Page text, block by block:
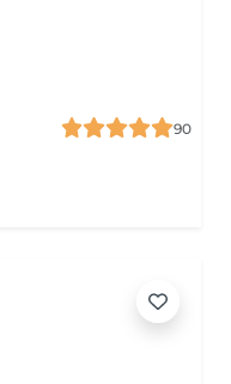
90